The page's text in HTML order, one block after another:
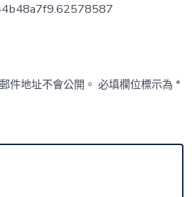
件地址不會公開。 必填欄位標示為*